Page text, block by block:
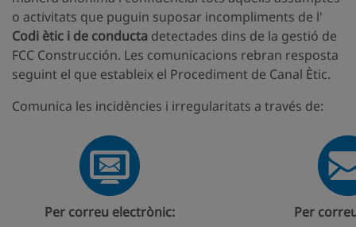
o activitats que puguin suposar incompliments de l'
Codi ètic i de conducta detectades dins de la gestió de
FCC Construcción. Les comunicacions rebran resposta
seguint el que estableix el Procediment de Canal Ètic.
Comunica les incidències i irregularitats a través de:
Per correu electrònic:
Per